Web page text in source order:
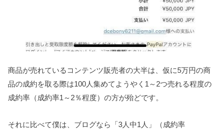
商品が売れているコンテンツ販売者の大半は、仮に5万円の商
品の成約を取る際は100人集めてようやく1～2つ売れる程度の
成約率（成約率1～2％程度）の方が殆どです。
それに比べて僕は、ブログなら「3人中1人」（成約率